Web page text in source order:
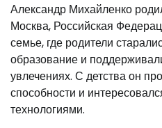
Александр Михайленко
Москва, Российская
семье, где родители
образование и
увлечениях. С детства он
способности и
технологиями.